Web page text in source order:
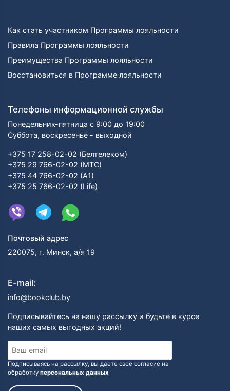
Как стать участником Программы лояльности
Правила Программы лояльности
Преимущества Программы лояльности
Восстановиться в Программе лояльности
Телефоны информационной службы
Понедельник-пятница с 9:00 до 19:00
Суббота, воскресенье - выходной
+375 17 258-02-02 (Белтелеком)
+375 29 766-02-02 (МТС)
+375 44 766-02-02 (А1)
+375 25 766-02-02 (Life)
Почтовый адрес
220075, г. Минск, а/я 19
E-mail:
info@bookclub.by
Подписывайтесь на нашу рассылку и будьте в курсе
наших самых выгодных акций!
Подписываясь на рассылку, вы даете своё согласие на
обработку персональных данных